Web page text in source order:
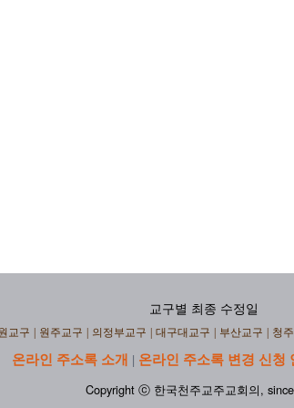
교구별 최종 수정일
교구 원주교구 의정부교구 대구대교구 부산교구 청
온라인 주소록 소개 | 온라인 주소록 변경 신청
Copyright ⓒ 한국천주교주교회의,